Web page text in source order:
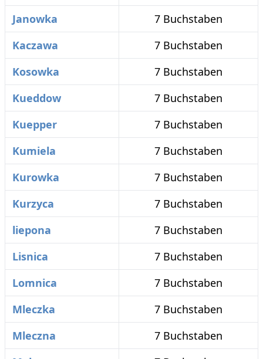
Janowka
7 Buchstaben
Kaczawa
7 Buchstaben
Kosowka
7 Buchstaben
Kueddow
7 Buchstaben
Kuepper
7 Buchstaben
Kumiela
7 Buchstaben
Kurowka
7 Buchstaben
Kurzyca
7 Buchstaben
liepona
7 Buchstaben
Lisnica
7 Buchstaben
Lomnica
7 Buchstaben
Mleczka
7 Buchstaben
Mleczna
7 Buchstaben